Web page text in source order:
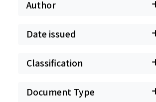
Author
Date issued
Classification
Document Type